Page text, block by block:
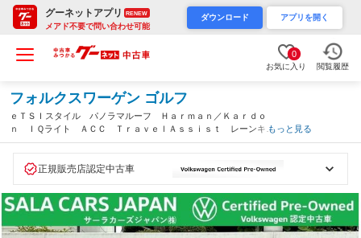
グーネットアプリ RENEW
メアド不要で問い合わせ可能
ダウンロード アプリを開く
0
お気に入り 閲覧履歴
フォルクスワーゲン ゴルフ
ｅＴＳＩスタイル パノラマルーフ Ｈａｒｍａｎ／Ｋａｒｄｏ
ｎ ＩＱライト ＡＣＣ ＴｒａｖｅｌＡｓｓｉｓｔ レーンキー
プ レーンチェンジアシスト シートヒーター パーキングセンサ
もっと見る
正規販売店認定中古車